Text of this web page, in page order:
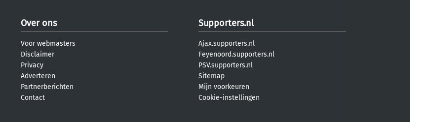
Over ons
Voor webmasters
Disclaimer
Privacy
Adverteren
Partnerberichten
Contact
Supporters.nl
Ajax.supporters.nl
Feyenoord.supporters.nl
PSV.supporters.nl
Sitemap
Mijn voorkeuren
Cookie-instellingen